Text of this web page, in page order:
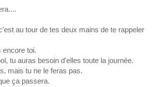
au tour de tes deux mains de te rappeler
encore toi.
tu auras besoin d'elles toute la journée.
mais tu ne le feras pas.
ça passera.